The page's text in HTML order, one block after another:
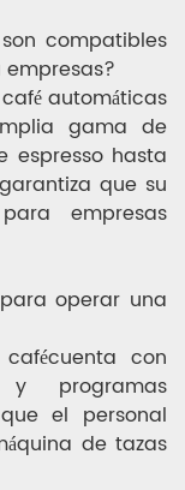
compatibles
automáticas
gama de
espresso hasta
que su
empresas
operar una
cuenta con
programas
el personal
de tazas